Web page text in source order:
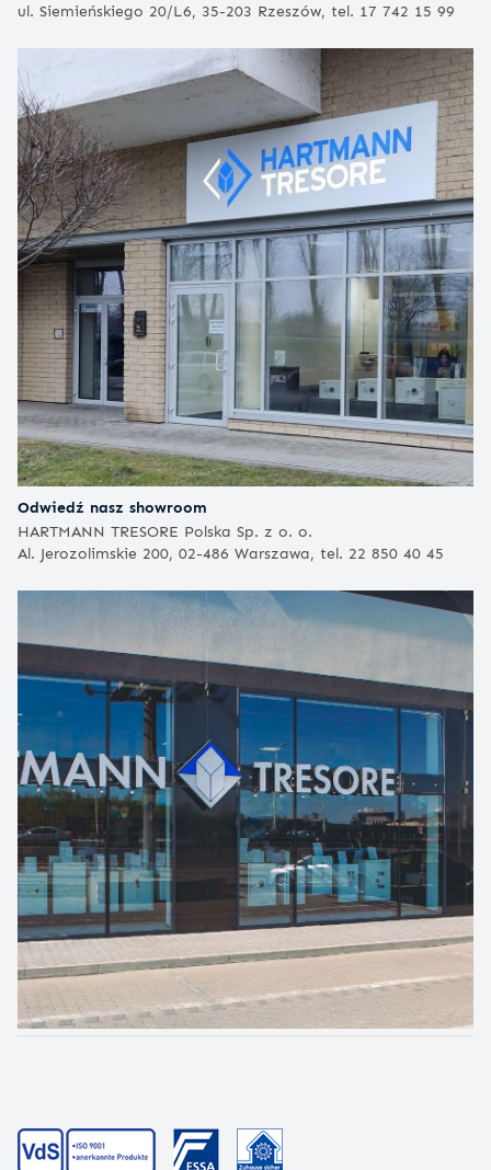
ul. Siemieńskiego 20/L6, 35-203 Rzeszów, tel. 17 742 15 99
Odwiedź nasz showroom
HARTMANN TRESORE Polska Sp. z o. o.
Al. Jerozolimskie 200, 02-486 Warszawa, tel. 22 850 40 45